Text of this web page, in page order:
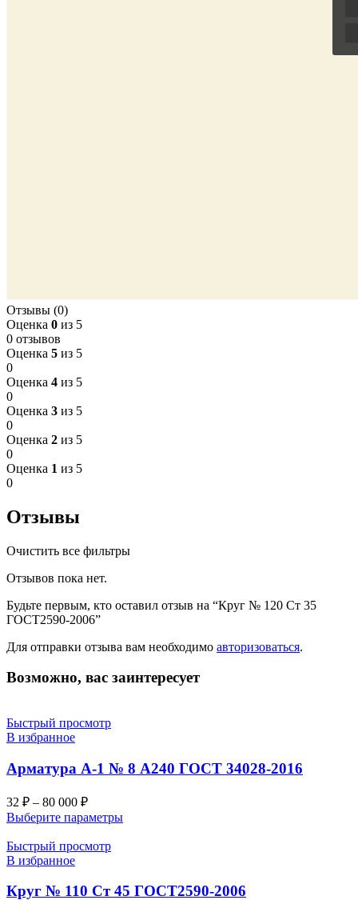
Отзывы (0)
Оценка 0 из 5
0 отзывов
Оценка 5 из 5
0
Оценка 4 из 5
0
Оценка 3 из 5
0
Оценка 2 из 5
0
Оценка 1 из 5
0
Отзывы
Очистить все фильтры
Отзывов пока нет.
Будьте первым, кто оставил отзыв на “Круг № 120 Ст 35
ГОСТ2590-2006”
Для отправки отзыва вам необходимо авторизоваться.
Возможно, вас заинтересует
Быстрый просмотр
В избранное
Арматура А-1 № 8 А240 ГОСТ 34028-2016
32 ₽ – 80 000 ₽
Выберите параметры
Быстрый просмотр
В избранное
Круг № 110 Ст 45 ГОСТ2590-2006